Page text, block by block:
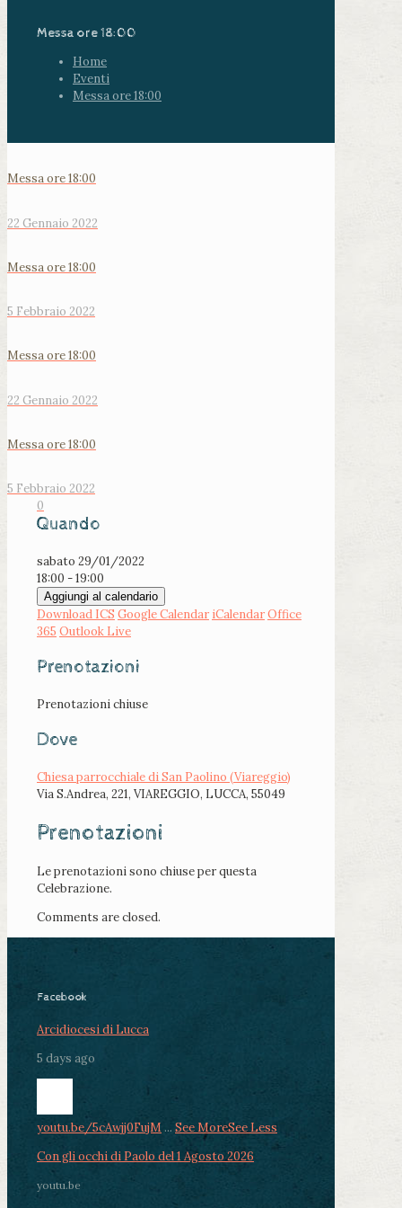
Messa ore 18:00
Home
Eventi
Messa ore 18:00
Messa ore 18:00
22 Gennaio 2022
Messa ore 18:00
5 Febbraio 2022
Messa ore 18:00
22 Gennaio 2022
Messa ore 18:00
5 Febbraio 2022
0
Quando
sabato 29/01/2022
18:00 - 19:00
Aggiungi al calendario
Download ICS Google Calendar iCalendarOffice
365 Outlook Live
Prenotazioni
Prenotazioni chiuse
Dove
Chiesa parrocchiale di San Paolino (Viareggio)
Via S.Andrea, 221, VIAREGGIO, LUCCA, 55049
Prenotazioni
Le prenotazioni sono chiuse per questa
Celebrazione.
Comments are closed.
Facebook
Arcidiocesi di Lucca
5 days ago
youtu.be/5cAwjj0FujM ... See MoreSee Less
Con gli occhi di Paolo del 1 Agosto 2026
youtu.be